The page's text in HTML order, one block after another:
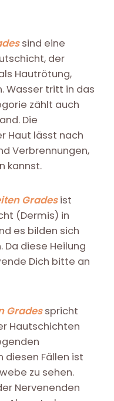
sind eine
der
Hautrötung,
Wasser tritt in das
zählt auch
Die
Haut lässt nach
Verbrennungen,
kannst.
Gradesist
(Dermis) in
es bilden sich
diese Heilung
Dich bitte an
Gradesspricht
Hautschichten
diesen Fällen ist
zu sehen.
Nervenenden